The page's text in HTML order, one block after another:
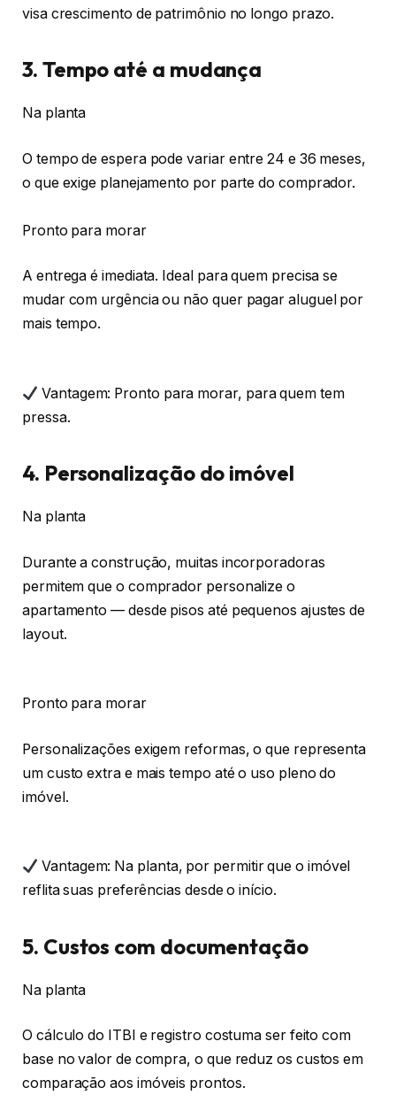
visa crescimento de patrimônio no longo prazo.
3. Tempo até a mudança
Na planta
O tempo de espera pode variar entre 24 e 36 meses,
o que exige planejamento por parte do comprador.
Pronto para morar
A entrega é imediata. Ideal para quem precisa se
mudar com urgência ou não quer pagar aluguel por
mais tempo.
Vantagem: Pronto para morar, para quem tem
pressa.
4. Personalização do imóvel
Na planta
Durante a construção, muitas incorporadoras
permitem que o comprador personalize o
apartamento — desde pisos até pequenos ajustes de
layout.
Pronto para morar
Personalizações exigem reformas, o que representa
um custo extra e mais tempo até o uso pleno do
imóvel.
Vantagem: Na planta, por permitir que o imóvel
reflita suas preferências desde o início.
5. Custos com documentação
Na planta
O cálculo do ITBI e registro costuma ser feito com
base no valor de compra, o que reduz os custos em
comparação aos imóveis prontos.